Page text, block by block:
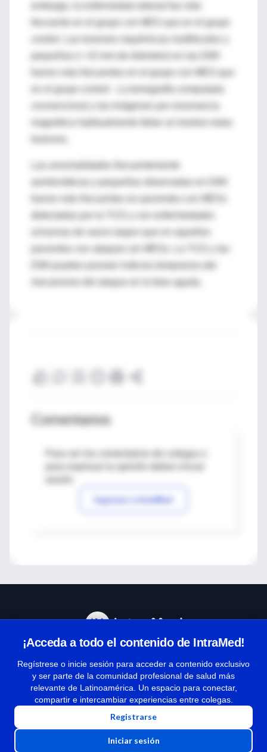
embargo, la enfermedad arterial fue más
frecuente en el grupo con MES que en el grupo
control. Las lesiones isquémicas multifocales y
pequeñas (< 10 mm de diámetro) en las DWI
fueron más frecuentes en el grupo con MES que
en el grupo control. La tomografía computada
convencional y las imágenes por resonancia
magnética habitualmente fallan al mostrar estas
asintomáticas y pequeñas observadas en DWI
de vasos largos
que en aquellos
pacientes con ataques sin MESs. La TCD y las
mecanismo del ataque en la fase aguda.
Comentarios
Para ver los comentarios de colegas o
Ingresar a IntraMed
¡Acceda a todo el contenido de IntraMed!
Regístrese o inicie sesión para acceder a contenido exclusivo
y ser parte de la comunidad profesional de salud más
relevante de Latinoamérica. Un espacio para conectar,
compartir e intercambiar experiencias entre colegas.
Registrarse
Iniciar sesión
Términos y condiciones
| Políticas de privacidad
| Todos los derechos reservados | Copyright 1997-2026